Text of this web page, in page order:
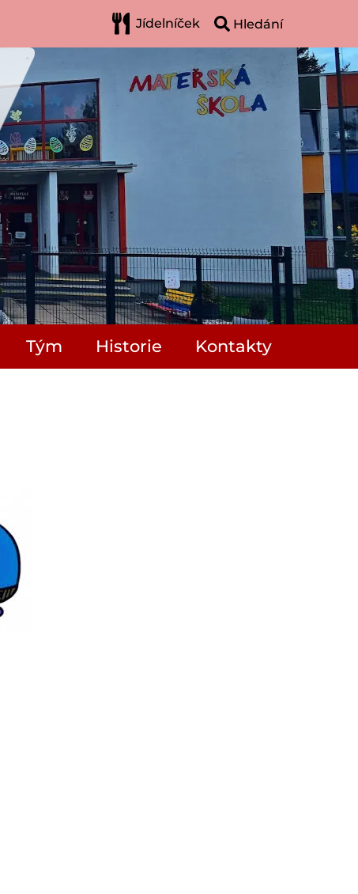
Jídelníček
Tým Historie Kontakty